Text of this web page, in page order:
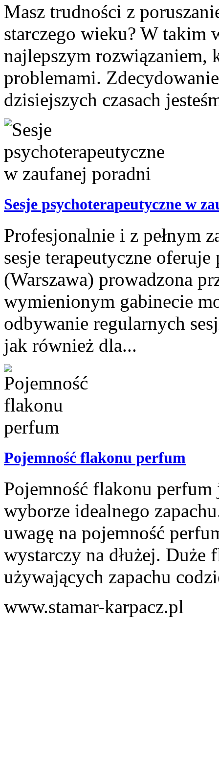
Masz trudności z
starczego wieku? W takim
najlepszym rozwiązaniem,
problemami.
dzisiejszych czasach
Sesje psychoterapeutyczne w
Profesjonalnie i z pełnym
sesje terapeutyczne
(Warszawa) prowadzona
wymienionym gabinecie
odbywanie regularnych
jak również dla...
Pojemność flakonu perfum
Pojemność flakonu
wyborze idealnego
uwagę na pojemność
wystarczy na dłużej. Duże
używających zapachu
www.stamar-karpacz.pl